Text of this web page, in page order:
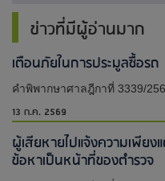
ข่าวที่มีผู้อ่านมาก
เตือนภัยในการประมูลซื้อร
คำพิพากษาศาลฎีกาที่ 3339/
13 ก.ค. 2569
ผู้เสียหายไปแจ้งความเพียง
ข้อหาเป็นหน้าที่ของตำรวจ